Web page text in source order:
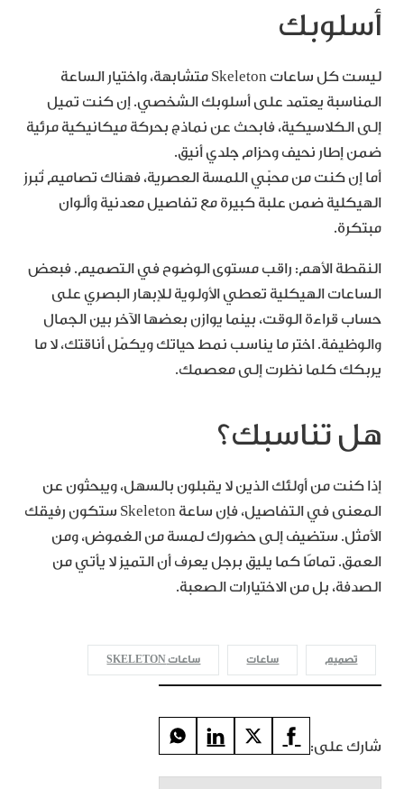
أسلوبك
ليست كل ساعات Skeleton متشابهة، واختيار الساعة
المناسبة يعتمد على أسلوبك الشخصي. إن كنت تميل
إلى الكلاسيكية، فابحث عن نماذج بحركة ميكانيكية مرئية
ضمن إطار نحيف وحزام جلدي أنيق.
أما إن كنت من محبّي اللمسة العصرية، فهناك تصاميم تُبرز
الهيكلية ضمن علبة كبيرة مع تفاصيل معدنية وألوان
مبتكرة.
النقطة الأهم: راقب مستوى الوضوح في التصميم. فبعض
الساعات الهيكلية تعطي الأولوية للإبهار البصري على
حساب قراءة الوقت، بينما يوازن بعضها الآخر بين الجمال
والوظيفة. اختر ما يناسب نمط حياتك ويكمّل أناقتك، لا ما
يربكك كلما نظرت إلى معصمك.
هل تناسبك؟
إذا كنت من أولئك الذين لا يقبلون بالسهل، ويبحثون عن
المعنى في التفاصيل، فإن ساعة Skeleton ستكون رفيقك
الأمثل. ستضيف إلى حضورك لمسة من الغموض، ومن
العمق. تمامًا كما يليق برجل يعرف أن التميز لا يأتي من
الصدفة، بل من الاختيارات الصعبة.
تصميم ساعات ساعات SKELETON
شارك على: